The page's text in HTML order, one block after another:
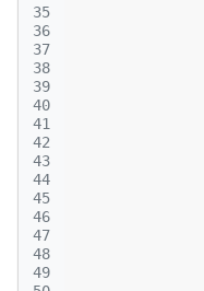
35
36
37
38
39
40
41
42
43
44
45
46
47
48
49